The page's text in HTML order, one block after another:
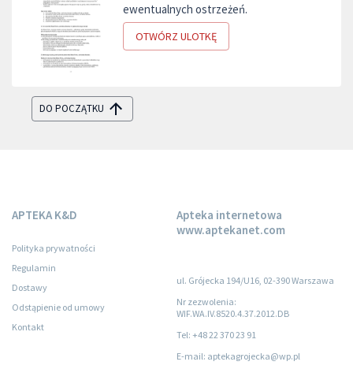
ewentualnych ostrzeżeń.
OTWÓRZ ULOTKĘ
DO POCZĄTKU
APTEKA K&D
Polityka prywatności
Regulamin
Dostawy
Odstąpienie od umowy
Kontakt
Apteka internetowa
www.aptekanet.com
ul. Grójecka 194/U16, 02-390 Warszawa
Nr zezwolenia:
WIF.WA.IV.8520.4.37.2012.DB
Tel: +48 22 370 23 91
E-mail: aptekagrojecka@wp.pl